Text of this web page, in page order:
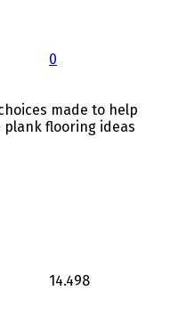
0
made to help
plank flooring ideas
14.498